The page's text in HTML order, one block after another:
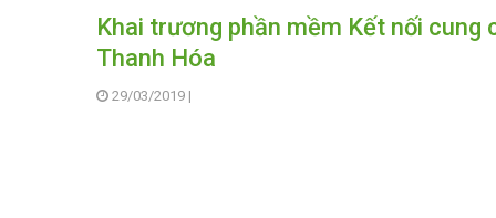
Khai trương phần mềm Kết nối
Thanh Hóa
29/03/2019 |